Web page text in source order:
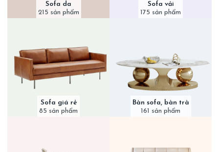
Sofa da
215 sản phẩm
Sofa vải
175 sản phẩm
Sofa giá rẻ
85 sản phẩm
Bàn sofa, bàn trà
161 sản phẩm